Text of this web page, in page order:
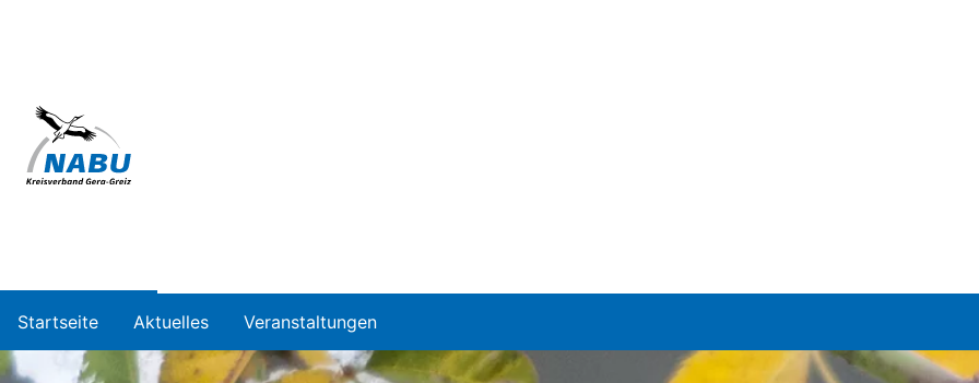
Startseite Aktuelles Veranstaltungen